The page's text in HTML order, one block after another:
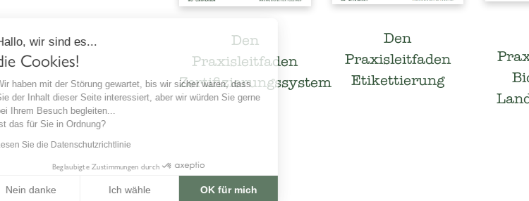
Hallo, wir sind es...
die Cookies!
Wir haben mit der Störung gewartet, bis wir sicher waren, dass
Sie der Inhalt dieser Seite interessiert, aber wir würden Sie gerne
bei Ihrem Besuch begleiten...
Ist das für Sie in Ordnung?
Lesen Sie die Datenschutzrichtlinie
Beglaubigte Zustimmungen durch
Nein danke Ich wähle OK für mich
Den
Praxisleitfaden
Zertifizierungssystem
Den
Praxisleitfaden
Etikettierung